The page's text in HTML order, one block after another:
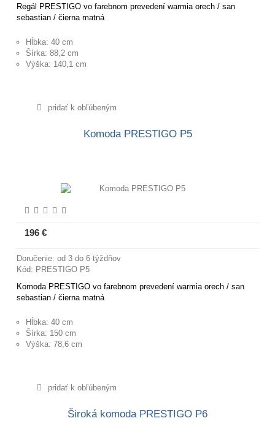
Regál PRESTIGO vo farebnom prevedení warmia orech / san
sebastian / čierna matná
Hĺbka: 40 cm
Šírka: 88,2 cm
Výška: 140,1 cm
pridať k obľúbeným
Komoda PRESTIGO P5
196 €
Doručenie: od 3 do 6 týždňov
Kód: PRESTIGO P5
Komoda PRESTIGO vo farebnom prevedení warmia orech / san
sebastian / čierna matná
Hĺbka: 40 cm
Šírka: 150 cm
Výška: 78,6 cm
pridať k obľúbeným
Široká komoda PRESTIGO P6